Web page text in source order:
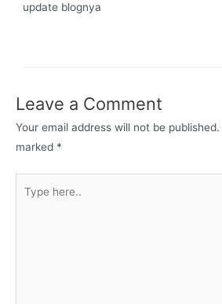
update blognya
Leave a Comment
Your email address will not be published.
marked *
here..